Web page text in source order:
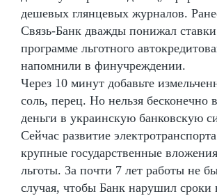
дешевых глянцевых журналов.
Связь-Банк дважды понижал
программе льготного
напомнили в финучреждении.
Через 10 минут добавьте
соль, перец. Но нельзя бесконечно
деньги в украинскую банковскую
Сейчас развитие
крупные государственные
льготы. За почти 7 лет работы не
случая, чтобы Банк нарушил сроки